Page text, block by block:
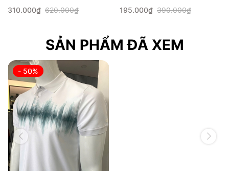
310.000₫ 620.000₫
195.000₫ 390.000₫
SẢN PHẨM ĐÃ XEM
- 50%